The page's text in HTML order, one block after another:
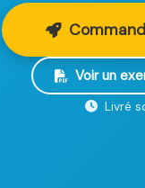
Voir un
Livré